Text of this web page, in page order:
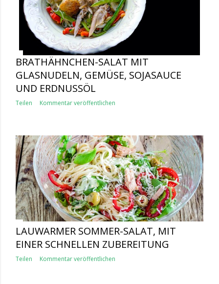
BRATHÄHNCHEN-SALAT MIT
GLASNUDELN, GEMÜSE, SOJASAUCE
UND ERDNUSSÖL
Teilen Kommentar veröffentlichen
LAUWARMER SOMMER-SALAT, MIT
EINER SCHNELLEN ZUBEREITUNG
Teilen Kommentar veröffentlichen